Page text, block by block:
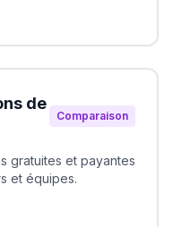
de
Comparaison
gratuites et payantes
et équipes.